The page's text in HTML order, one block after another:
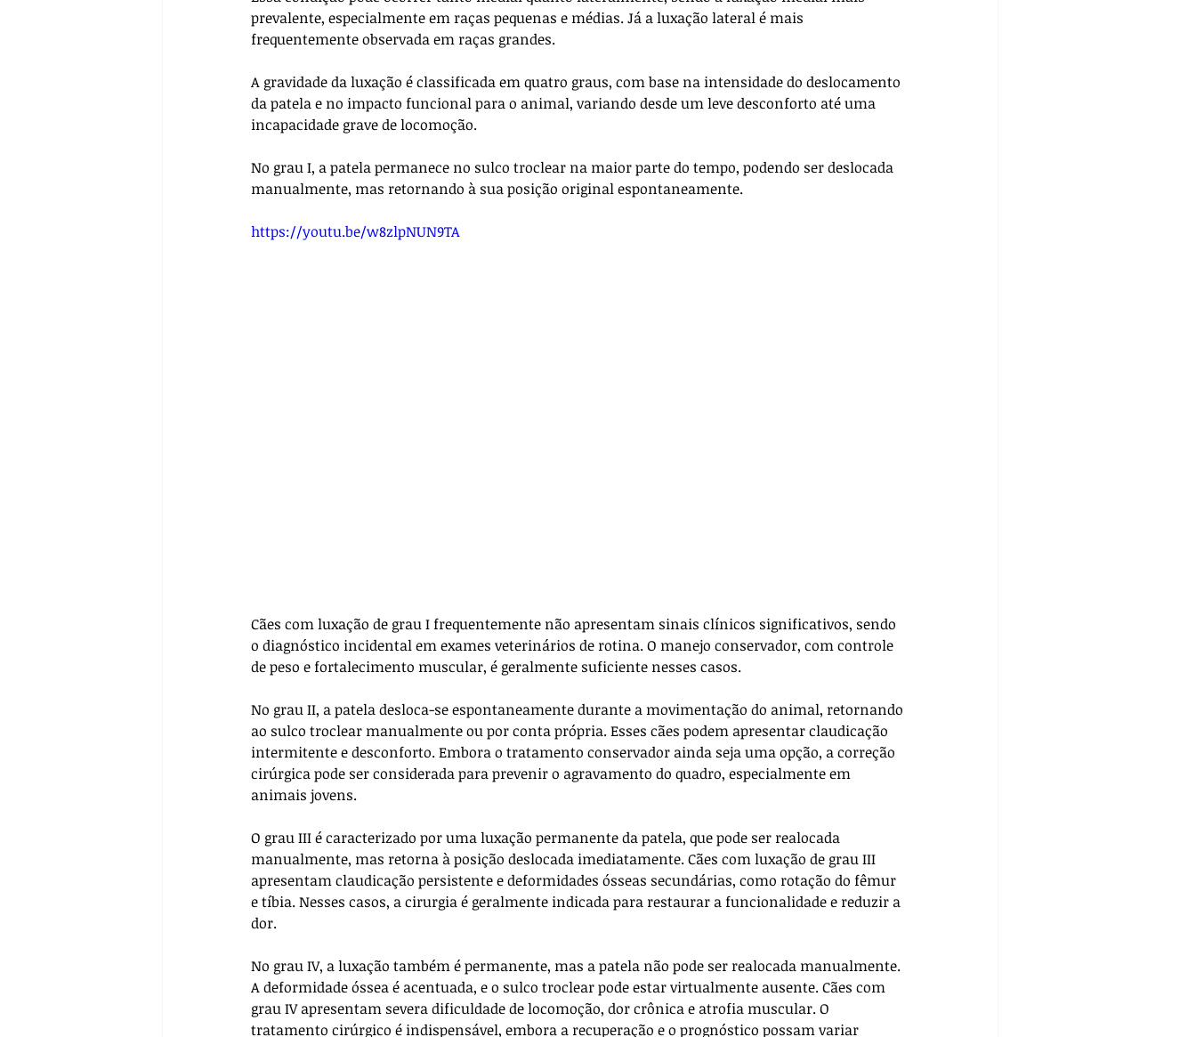
prevalente, especialmente em raças pequenas e médias. Já a luxação lateral é mais
frequentemente observada em raças grandes.
A gravidade da luxação é classificada em quatro graus, com base na intensidade do deslocamento
da patela e no impacto funcional para o animal, variando desde um leve desconforto até uma
incapacidade grave de locomoção.
No grau I, a patela permanece no sulco troclear na maior parte do tempo, podendo ser deslocada
manualmente, mas retornando à sua posição original espontaneamente.
https://youtu.be/w8zlpNUN9TA
Cães com luxação de grau I frequentemente não apresentam sinais clínicos significativos, sendo
o diagnóstico incidental em exames veterinários de rotina. O manejo conservador, com controle
de peso e fortalecimento muscular, é geralmente suficiente nesses casos.
No grau II, a patela desloca-se espontaneamente durante a movimentação do animal, retornando
ao sulco troclear manualmente ou por conta própria. Esses cães podem apresentar claudicação
intermitente e desconforto. Embora o tratamento conservador ainda seja uma opção, a correção
cirúrgica pode ser considerada para prevenir o agravamento do quadro, especialmente em
animais jovens.
O grau III é caracterizado por uma luxação permanente da patela, que pode ser realocada
manualmente, mas retorna à posição deslocada imediatamente. Cães com luxação de grau III
apresentam claudicação persistente e deformidades ósseas secundárias, como rotação do fêmur
e tíbia. Nesses casos, a cirurgia é geralmente indicada para restaurar a funcionalidade e reduzir a
dor.
No grau IV, a luxação também é permanente, mas a patela não pode ser realocada manualmente.
A deformidade óssea é acentuada, e o sulco troclear pode estar virtualmente ausente. Cães com
grau IV apresentam severa dificuldade de locomoção, dor crônica e atrofia muscular. O
tratamento cirúrgico é indispensável, embora a recuperação e o prognóstico possam variar